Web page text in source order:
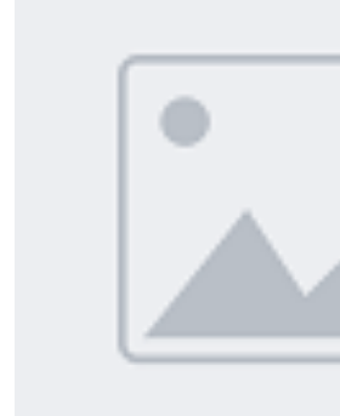
Marketing
Quản trị Khách sạn, Thể thao và Du lịch
Kế toán - Tài chính